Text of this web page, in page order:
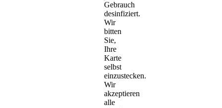
Gebrauch
desinfiziert.
Wir
bitten
Sie,
Ihre
Karte
selbst
einzustecken.
Wir
akzeptieren
alle